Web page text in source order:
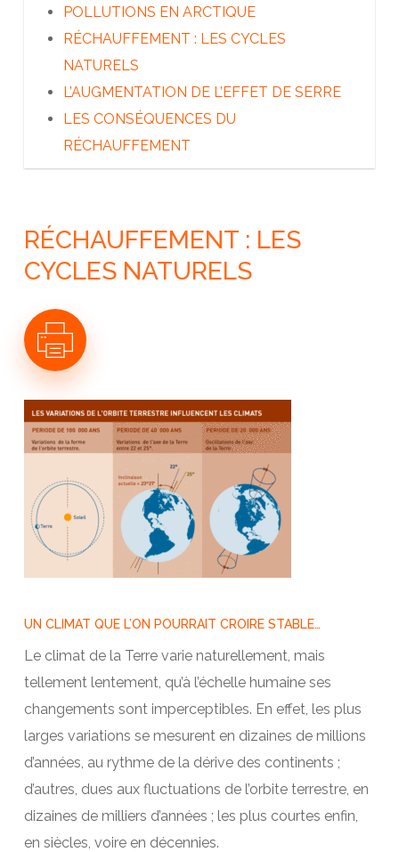
A QUI APPARTIENT L’ARCTIQUE ?
LES DÉCOUVREURS DU GRAND NORD
LES INUITS
LES AUTRES PEUPLES DU GRAND NORD
L’ARCTIQUE AUJOURD’HUI
POLLUTIONS EN ARCTIQUE
RÉCHAUFFEMENT : LES CYCLES
NATURELS
L’AUGMENTATION DE L’EFFET DE SERRE
LES CONSÉQUENCES DU
RÉCHAUFFEMENT
RÉCHAUFFEMENT : LES
CYCLES NATURELS
UN CLIMAT QUE L’ON POURRAIT CROIRE STABLE…
Le climat de la Terre varie naturellement, mais
tellement lentement, qu’à l’échelle humaine ses
changements sont imperceptibles. En effet, les plus
larges variations se mesurent en dizaines de millions
d’années, au rythme de la dérive des continents ;
d’autres, dues aux fluctuations de l’orbite terrestre, en
dizaines de milliers d’années ; les plus courtes enfin,
en siècles, voire en décennies.